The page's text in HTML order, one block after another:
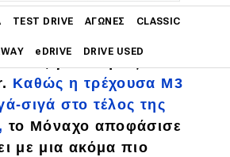
TEST DRIVE ΑΓΏΝΕΣ CLASSIC
eDRIVE DRIVE USED
Καθώς η τρέχουσα M3
σιγά στο τέλος της
το Μόναχο αποφάσισε
με μια ακόμα πιο